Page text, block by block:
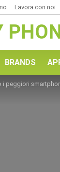
Lavora con noi
BRANDS
peggiori smartphone